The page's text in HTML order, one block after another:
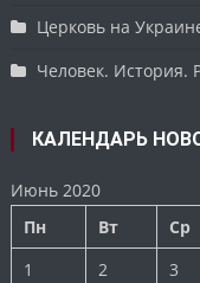
Церковь на
Человек. История.
КАЛЕНДАРЬ
Июнь 2020
Пн
Вт Ср
1
2 3